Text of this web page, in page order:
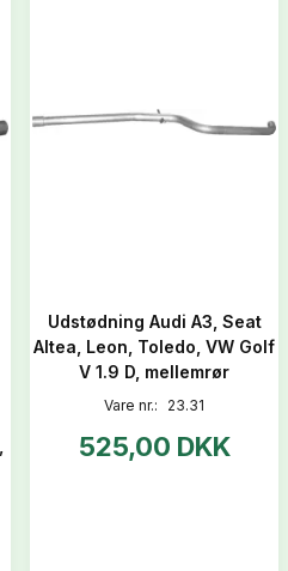
Udstødning Audi A3, Seat
Altea, Leon, Toledo, VW Golf
V 1.9 D, mellemrør
Vare nr.: 23.31
525,00 DKK